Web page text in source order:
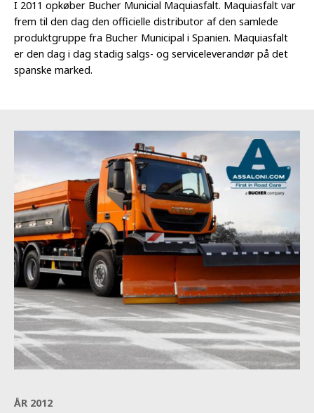
I 2011 opkøber Bucher Municial Maquiasfalt. Maquiasfalt var
frem til den dag den officielle distributor af den samlede
produktgruppe fra Bucher Municipal i Spanien. Maquiasfalt
er den dag i dag stadig salgs- og serviceleverandør på det
spanske marked.
ÅR 2012